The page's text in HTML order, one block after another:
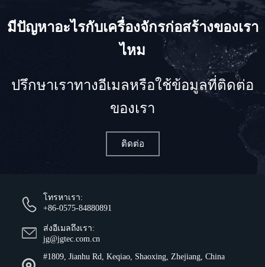
มีปัญหาอะไรกับเครื่องจักรก่อสร้างของเรา
ไหม
ปรึกษาเราทางอีเมลหรือใช้ข้อมูลที่ติดต่อ
ของเรา
ติดต่อ
โทรหาเรา:
+86-0575-84880891
ส่งอีเมลถึงเรา:
jg@jgtec.com.cn
#1809, Jianhu Rd, Keqiao, Shaoxing, Zhejiang, China